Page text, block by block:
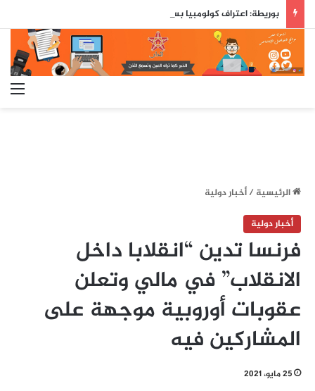
الرئيسية/أخبار دولية
أخبار دولية
فرنسا تدين “انقلابا داخل
الانقلاب” في مالي وتعلن
عقوبات أوروبية موجهة على
المشاركين فيه
25 مايو، 2021